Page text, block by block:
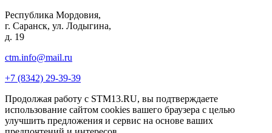
Республика Мордовия,
г. Саранск, ул. Лодыгина,
д. 19
ctm.info@mail.ru
+7 (8342) 29-39-39
Продолжая работу с STM13.RU, вы подтверждаете
использование сайтом cookies вашего браузера с целью
улучшить предложения и сервис на основе ваших